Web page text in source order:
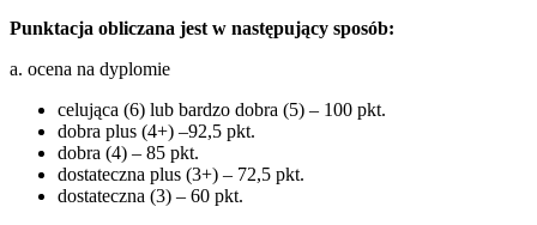
Punktacja obliczana jest w następujący sposób:
a. ocena na dyplomie
celująca (6) lub bardzo dobra (5) – 100 pkt.
dobra plus (4+) –92,5 pkt.
dobra (4) – 85 pkt.
dostateczna plus (3+) – 72,5 pkt.
dostateczna (3) – 60 pkt.